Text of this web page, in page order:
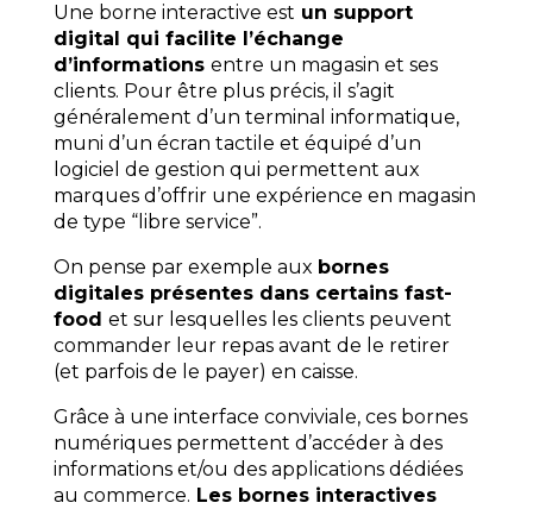
Une borne interactive est un support
digital qui facilite l’échange
d’informations entre un magasin et ses
clients. Pour être plus précis, il s’agit
généralement d’un terminal informatique,
muni d’un écran tactile et équipé d’un
logiciel de gestion qui permettent aux
marques d’offrir une expérience en magasin
de type “libre service”.
On pense par exemple aux bornes
digitales présentes dans certains fast-
food et sur lesquelles les clients peuvent
commander leur repas avant de le retirer
(et parfois de le payer) en caisse.
Grâce à une interface conviviale, ces bornes
numériques permettent d’accéder à des
informations et/ou des applications dédiées
au commerce. Les bornes interactives